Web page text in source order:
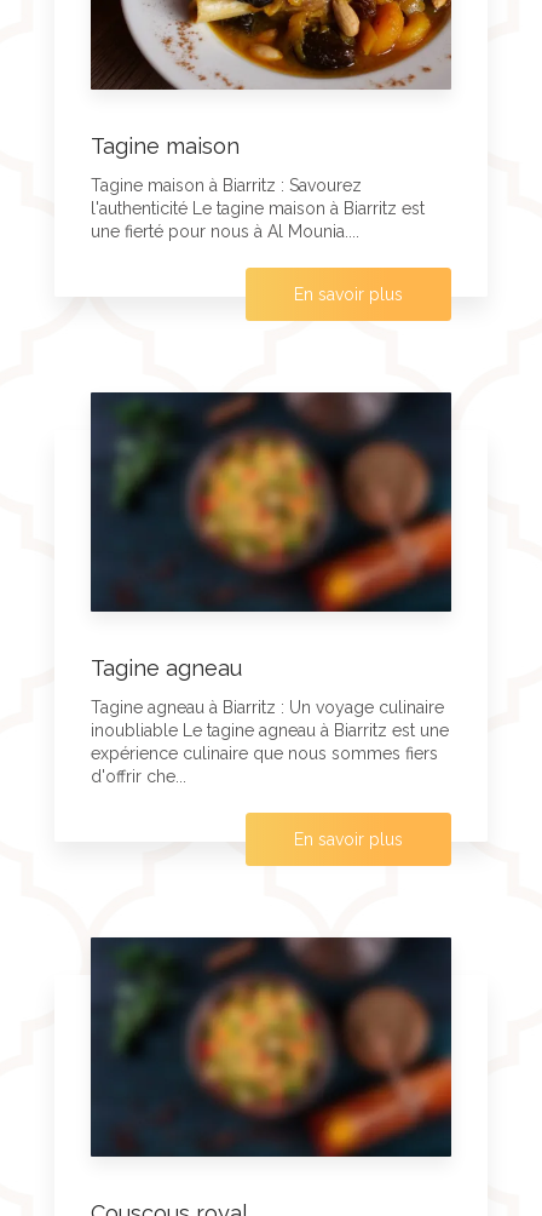
Tagine maison
Tagine maison à Biarritz : Savourez
l'authenticité Le tagine maison à Biarritz est
une fierté pour nous à Al Mounia....
En savoir plus
Tagine agneau
Tagine agneau à Biarritz : Un voyage culinaire
inoubliable Le tagine agneau à Biarritz est une
expérience culinaire que nous sommes fiers
d'offrir che...
En savoir plus